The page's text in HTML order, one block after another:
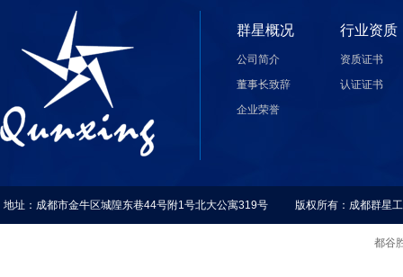
群星概况
公司简介
董事长致辞
企业荣誉
行业资质
资质证书
认证证书
地址：成都市金牛区城隍东巷44号附1号北大公寓319号 版权所有：成都群星
都谷